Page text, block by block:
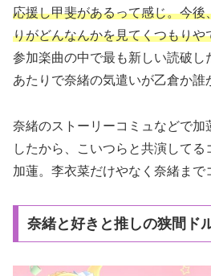
応援し甲斐があるって感じ。今後
りがどんなんかを見てくつもりや
参加楽曲の中で最も新しい読破し
あたりで奈緒の気遣いが乙倉か誰
奈緒のストーリーコミュなどで加
したから、こいつらと共演してる
加蓮。李衣菜だけやなく奈緒まで
奈緒と好きと推しの狭間ド